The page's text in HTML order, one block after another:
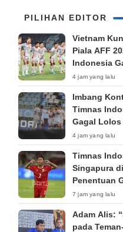
PILIHAN EDITOR
Vietnam
Piala AFF
Indonesia
Semifinal
4 jam yang lalu
Imbang
Timnas
Gagal Lolos
AFF Dua
4 jam yang lalu
Timnas
Singapura
Penentuan
2026: Tiket
Taruhan
7 jam yang lalu
Adam Alis:
pada